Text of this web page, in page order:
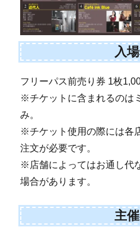
入
フリーパス前売り券 1枚
※チケットに含まれるのは
み。
※チケット使用の際には各
注文が必要です。
※店舗によってはお通し代
場合があります。
主